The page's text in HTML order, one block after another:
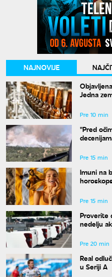
NAJNOVIJE
Jedna
Pre 10 min
"Pred
Pre 15 min
Imuni na
Pre 15 min
Proverite
nedelju
Pre 20 min
Real
u Seriji A